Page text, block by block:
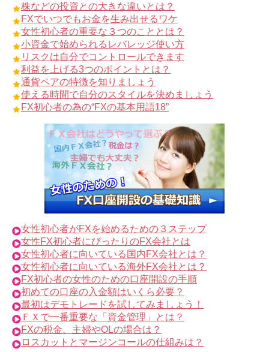
株などの投資との大きな違いとは？
FXでいつでもお金を生み出せるワケ
女性初心者の重要な３つのこととは？
小資金で始められるレバレッジ使い方
リスクは自分でコントロールできます
利益を上げる3つのポイントとは？
通貨ペアの特徴を知りましょう
使える時間で自分のスタイルを決めましょう
FX初心者の為の“FXの基本用語18”
女性初心者がFXを始めるための３ステップ
女性FX初心者にぴったりのFX会社とは
女性初心者に向いている国内FX会社とは？
女性初心者に向いている海外FX会社とは？
FX初心者の女性のための口座開設の手順
初めての口座の入金額はいくら必要？
最初はデモトレードを試してみましょう！
ＦＸで一番重要な「資金管理」とは？
FXの税金、主婦やOLの場合は？
ロスカットとマージンコールの仕組みは？